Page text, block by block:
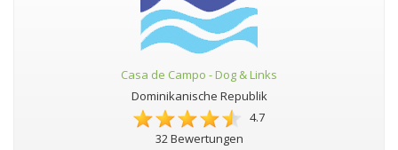
Casa de Campo - Dog & Links
Dominikanische Republik
4.7
32 Bewertungen